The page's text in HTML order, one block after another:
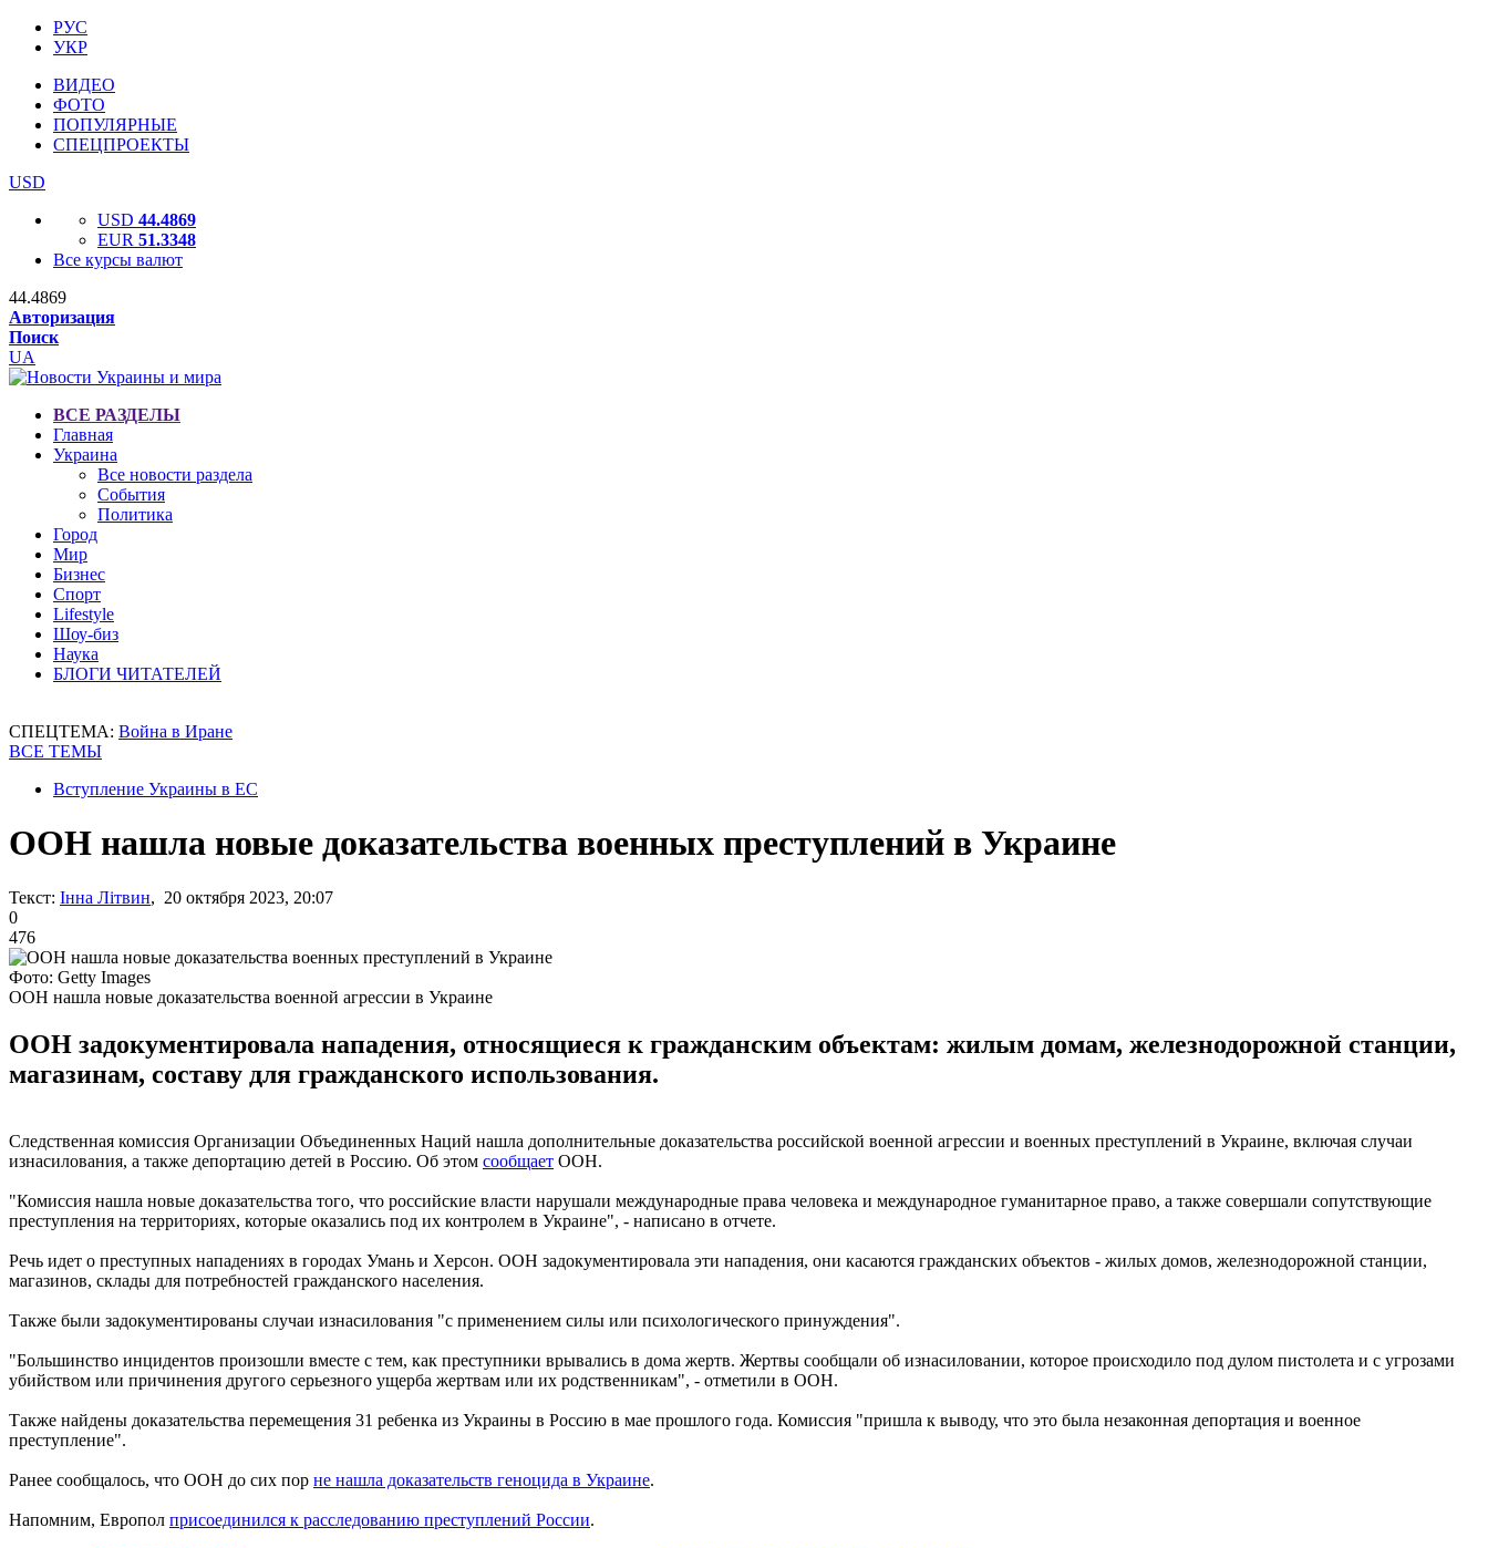
РУС
УКР
ВИДЕО
ФОТО
ПОПУЛЯРНЫЕ
СПЕЦПРОЕКТЫ
USD
USD 44.4869
EUR 51.3348
Все курсы валют
44.4869
Авторизация
Поиск
UA
ВСЕ РАЗДЕЛЫ
Главная
Украина
Все новости раздела
События
Политика
Город
Мир
Бизнес
Спорт
Lifestyle
Шоу-биз
Наука
БЛОГИ ЧИТАТЕЛЕЙ
СПЕЦТЕМА: Война в Иране
ВСЕ ТЕМЫ
Вступление Украины в ЕС
ООН нашла новые доказательства военных преступлений в Украине
Текст: Інна Літвин, 20 октября 2023, 20:07
0
476
Фото: Getty Images
ООН нашла новые доказательства военной агрессии в Украине
ООН задокументировала нападения, относящиеся к гражданским объектам: жилым домам, железнодорожной станции,
магазинам, составу для гражданского использования.
Следственная комиссия Организации Объединенных Наций нашла дополнительные доказательства российской военной агрессии и военных преступлений в Украине, включая случаи
изнасилования, а также депортацию детей в Россию. Об этом сообщает ООН.
"Комиссия нашла новые доказательства того, что российские власти нарушали международные права человека и международное гуманитарное право, а также совершали сопутствующие
преступления на территориях, которые оказались под их контролем в Украине", - написано в отчете.
Речь идет о преступных нападениях в городах Умань и Херсон. ООН задокументировала эти нападения, они касаются гражданских объектов - жилых домов, железнодорожной станции,
магазинов, склады для потребностей гражданского населения.
Также были задокументированы случаи изнасилования "с применением силы или психологического принуждения".
"Большинство инцидентов произошли вместе с тем, как преступники врывались в дома жертв. Жертвы сообщали об изнасиловании, которое происходило под дулом пистолета и с угрозами
убийством или причинения другого серьезного ущерба жертвам или их родственникам", - отметили в ООН.
Также найдены доказательства перемещения 31 ребенка из Украины в Россию в мае прошлого года. Комиссия "пришла к выводу, что это была незаконная депортация и военное
преступление".
Ранее сообщалось, что ООН до сих пор не нашла доказательств геноцида в Украине.
Напомним, Европол присоединился к расследованию преступлений России.